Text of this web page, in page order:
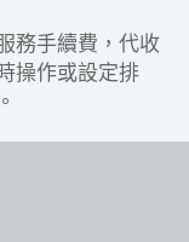
務手續費，代收
操作或設定排